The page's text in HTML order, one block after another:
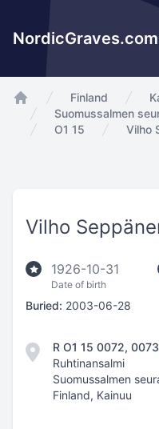
NordicGraves.com
app.Start
Finland
Suomussalmen
O1 15
Vilho
Vilho
1926-10-31
Date of birth
Buried: 2003-06-28
R O1 15 0072, 0073
Ruhtinansalmi
Suomussalmen
Finland, Kainuu